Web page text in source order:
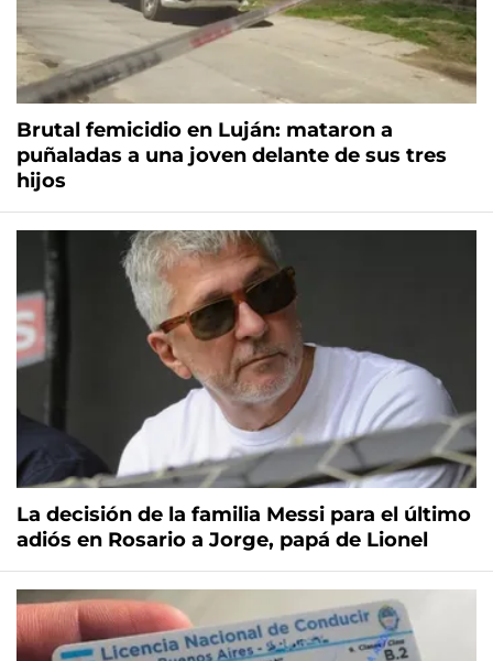
Brutal femicidio en Luján: mataron a
puñaladas a una joven delante de sus tres
hijos
La decisión de la familia Messi para el último
adiós en Rosario a Jorge, papá de Lionel